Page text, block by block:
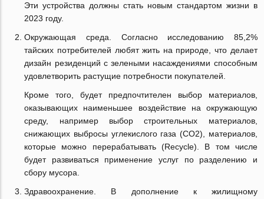
Эти устройства должны стать новым стандартом жизни в
2023 году.
Окружающая среда. Согласно исследованию 85,2%
тайских потребителей любят жить на природе, что делает
дизайн резиденций с зелеными насаждениями способным
удовлетворить растущие потребности покупателей.
Кроме того, будет предпочтителен выбор материалов,
оказывающих наименьшее воздействие на окружающую
среду, например выбор строительных материалов,
снижающих выбросы углекислого газа (CO2), материалов,
которые можно перерабатывать (Recycle). В том числе
будет развиваться применение услуг по разделению и
сбору мусора.
Здравоохранение. В дополнение к жилищному